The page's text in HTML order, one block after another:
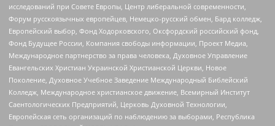
исследований при Совете Европы, Центр либеральной современности,
Форум русскоязычных европейцев, Немецко-русский обмен, Бард колледж,
Европейский выбор, Фонд Ходорковского, Оксфордский российский фонд,
Фонд Будущее России, Компания свободы информации, Проект Медиа,
Международное партнерство за права человека, Духовное Управление
Евангельских Христиан Украинской Христианской Церкви, Новое
Поколение, Духовное Учебное Заведение Международный Библейский
Колледж, Международное христианское движение, Всемирный Институт
Саентологических Предприятий, Церковь Духовной Технологии,
Европейская сеть организаций по наблюдению за выборами, Республика